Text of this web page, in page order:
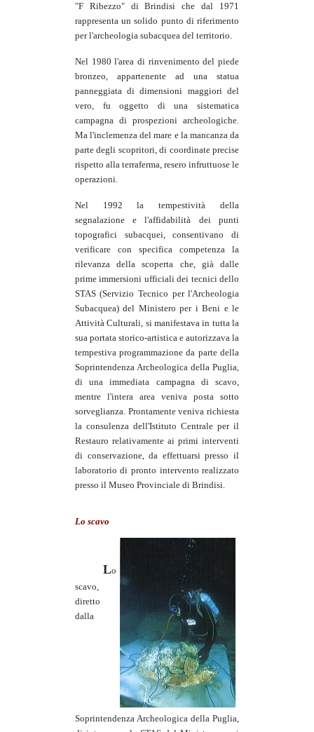
"F Ribezzo" di Brindisi che dal 1971
rappresenta un solido punto di riferimento
per l'archeologia subacquea del territorio.
Nel 1980 l'area di rinvenimento del piede
bronzeo, appartenente ad una statua
panneggiata di dimensioni maggiori del
vero, fu oggetto di una sistematica
campagna di prospezioni archeologiche.
Ma l'inclemenza del mare e la mancanza da
parte degli scopritori, di coordinate precise
rispetto alla terraferma, resero infruttuose le
operazioni.
Nel 1992 la tempestività della
segnalazione e l'affidabilità dei punti
topografici subacquei, consentivano di
verificare con specifica competenza la
rilevanza della scoperta che, già dalle
prime immersioni ufficiali dei tecnici dello
STAS (Servizio Tecnico per l'Archeologia
Subacquea) del Ministero per i Beni e le
Attività Culturali, si manifestava in tutta la
sua portata storico-artistica e autorizzava la
tempestiva programmazione da parte della
Soprintendenza Archeologica della Puglia,
di una immediata campagna di scavo,
mentre l'intera area veniva posta sotto
sorveglianza. Prontamente veniva richiesta
la consulenza dell'Istituto Centrale per il
Restauro relativamente ai primi interventi
di conservazione, da effettuarsi presso il
laboratorio di pronto intervento realizzato
presso il Museo Provinciale di Brindisi.
Lo scavo
Lo
scavo,
diretto
dalla
Soprintendenza Archeologica della Puglia,